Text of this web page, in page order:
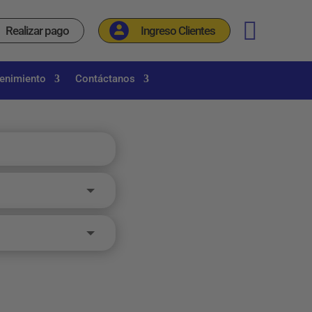
Realizar pago Ingreso Clientes
Contáctanos